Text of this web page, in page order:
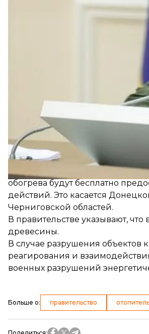
В Министерстве защиты
планируется реализовать 5 млн
Так, правительство выделило
обогрева будут бесплатно
действий. Это касается
Черниговской областей.
В правительстве указывают,
древесины.
В случае разрушения объектов
реагирования и
военных разрушений
Больше о: правительство